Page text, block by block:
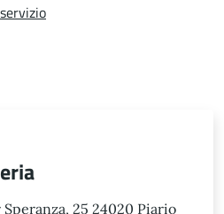
25 24020 Piario